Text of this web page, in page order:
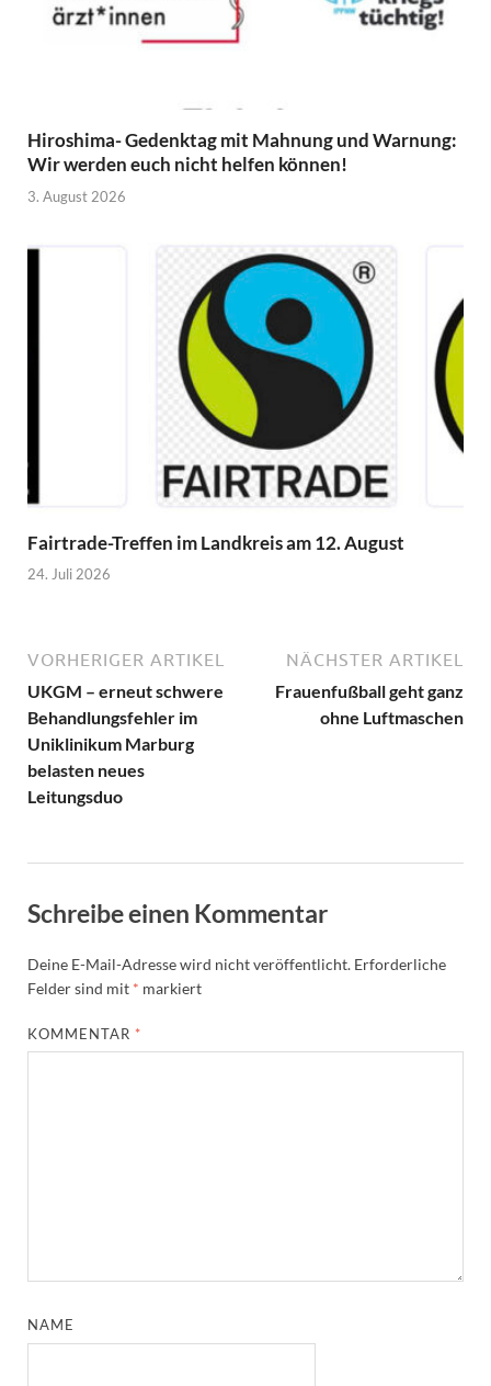
Hiroshima- Gedenktag mit Mahnung und Warnung:
Wir werden euch nicht helfen können!
3. August 2026
Fairtrade-Treffen im Landkreis am 12. August
24. Juli 2026
VORHERIGER ARTIKEL
UKGM – erneut schwere
Behandlungsfehler im
Uniklinikum Marburg
belasten neues
Leitungsduo
NÄCHSTER ARTIKEL
Frauenfußball geht ganz
ohne Luftmaschen
Schreibe einen Kommentar
Deine E-Mail-Adresse wird nicht veröffentlicht. Erforderliche
Felder sind mit * markiert
KOMMENTAR *
NAME